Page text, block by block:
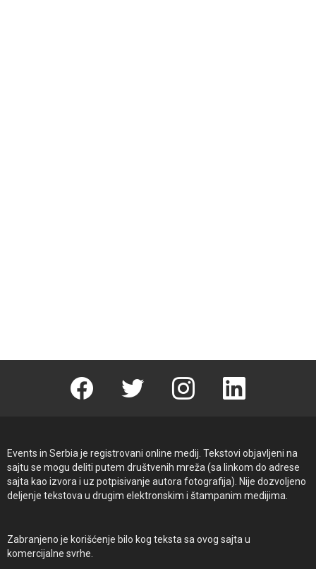
Facebook Twitter instagram linkedin
Events in Serbia je registrovani online medij. Tekstovi objavljeni na
sajtu se mogu deliti putem društvenih mreža (sa linkom do adrese
sajta kao izvora i uz potpisivanje autora fotografija). Nije dozvoljeno
deljenje tekstova u drugim elektronskim i štampanim medijima.
Zabranjeno je korišćenje bilo kog teksta sa ovog sajta u
komercijalne svrhe.